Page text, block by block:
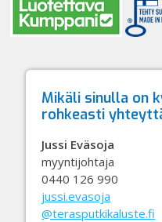
Mikäli sinulla on
rohkeasti
Jussi Eväsoja
myyntijohtaja
0440 126 990
jussi.evasoja
@terasputkikaluste.fi